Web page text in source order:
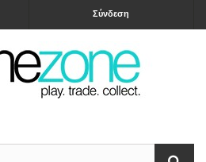
Σύνδεση